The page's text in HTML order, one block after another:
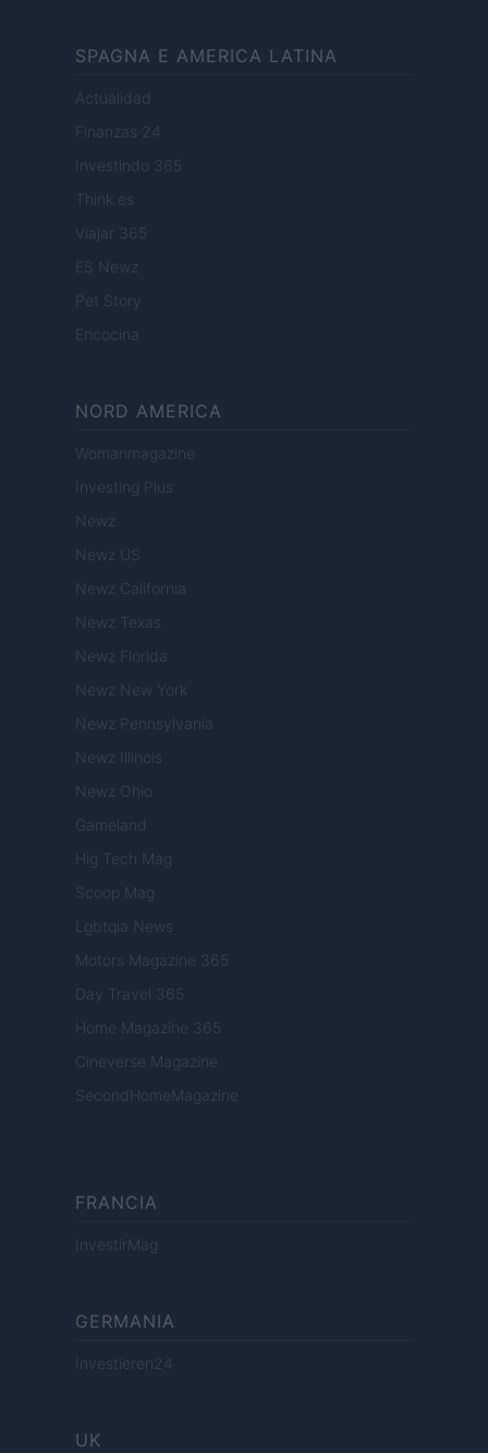
SPAGNA E AMERICA LATINA
Actualidad
Finanzas 24
Investindo 365
Think.es
Viajar 365
ES Newz
Pet Story
Encocina
NORD AMERICA
Womanmagazine
Investing Plus
Newz
Newz US
Newz California
Newz Texas
Newz Florida
Newz New York
Newz Pennsylvania
Newz Illinois
Newz Ohio
Gameland
Hig Tech Mag
Scoop Mag
Lgbtqia News
Motors Magazine 365
Day Travel 365
Home Magazine 365
Cineverse Magazine
SecondHomeMagazine
FRANCIA
InvestirMag
GERMANIA
Investieren24
UK